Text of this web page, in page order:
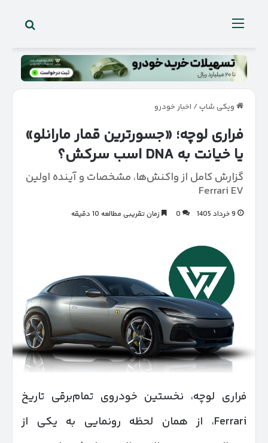
منو
ویکی شاپ/ اخبار خودرو
فراری لوچه؛ «جسورترین قمار مارانلو»
یا خیانت به DNA اسب سرکش؟
گزارش کامل از واکنش‌ها، مشخصات و آینده اولین
Ferrari EV
9 خرداد 1405 0 زمان تقریبی مطالعه 10 دقیقه
فراری لوچه، نخستین خودروی تمام‌برقی تاریخ
Ferrari، از همان لحظه رونمایی به یکی از